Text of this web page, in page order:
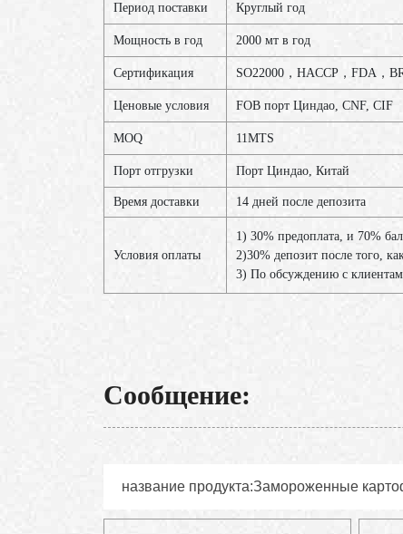
Период поставки Круглый год
Мощность в год 2000 мт в год
Сертификация SO22000，HACCP，FDA，
Ценовые условия FOB порт Циндао, CNF, CIF
MOQ 11MTS
Порт отгрузки Порт Циндао, Китай
Время доставки 14 дней после депозита
Условия оплаты
1) 30% предоплата, и 70%
2)30% депозит после того,
3) По обсуждению с
Сообщение: